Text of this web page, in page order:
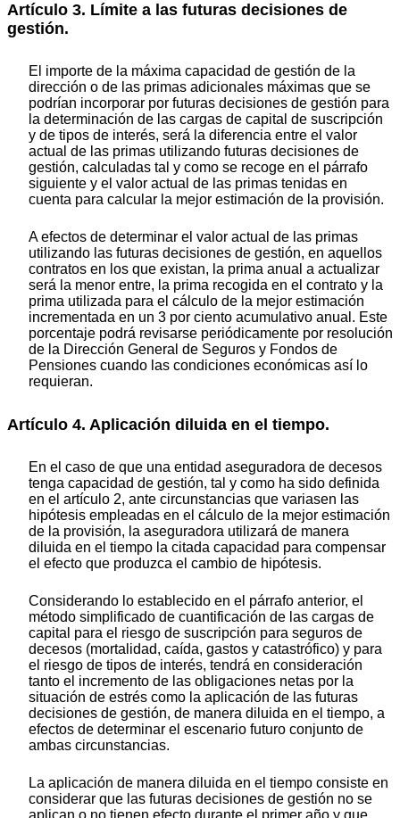
Artículo 3. Límite a las futuras decisiones de
gestión.
El importe de la máxima capacidad de gestión de la
dirección o de las primas adicionales máximas que se
podrían incorporar por futuras decisiones de gestión para
la determinación de las cargas de capital de suscripción
y de tipos de interés, será la diferencia entre el valor
actual de las primas utilizando futuras decisiones de
gestión, calculadas tal y como se recoge en el párrafo
siguiente y el valor actual de las primas tenidas en
cuenta para calcular la mejor estimación de la provisión.
A efectos de determinar el valor actual de las primas
utilizando las futuras decisiones de gestión, en aquellos
contratos en los que existan, la prima anual a actualizar
será la menor entre, la prima recogida en el contrato y la
prima utilizada para el cálculo de la mejor estimación
incrementada en un 3 por ciento acumulativo anual. Este
porcentaje podrá revisarse periódicamente por resolución
de la Dirección General de Seguros y Fondos de
Pensiones cuando las condiciones económicas así lo
requieran.
Artículo 4. Aplicación diluida en el tiempo.
En el caso de que una entidad aseguradora de decesos
tenga capacidad de gestión, tal y como ha sido definida
en el artículo 2, ante circunstancias que variasen las
hipótesis empleadas en el cálculo de la mejor estimación
de la provisión, la aseguradora utilizará de manera
diluida en el tiempo la citada capacidad para compensar
el efecto que produzca el cambio de hipótesis.
Considerando lo establecido en el párrafo anterior, el
método simplificado de cuantificación de las cargas de
capital para el riesgo de suscripción para seguros de
decesos (mortalidad, caída, gastos y catastrófico) y para
el riesgo de tipos de interés, tendrá en consideración
tanto el incremento de las obligaciones netas por la
situación de estrés como la aplicación de las futuras
decisiones de gestión, de manera diluida en el tiempo, a
efectos de determinar el escenario futuro conjunto de
ambas circunstancias.
La aplicación de manera diluida en el tiempo consiste en
considerar que las futuras decisiones de gestión no se
aplican o no tienen efecto durante el primer año y que,